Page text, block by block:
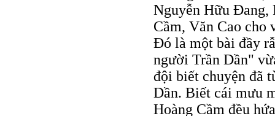
Nguyễn Hữu Ðang,
Cầm, Văn Cao
Ðó là một bài đầy
người Trần Dần"
đội biết chuyện đã
Dần. Biết cái mưu
Hoàng Cầm đều